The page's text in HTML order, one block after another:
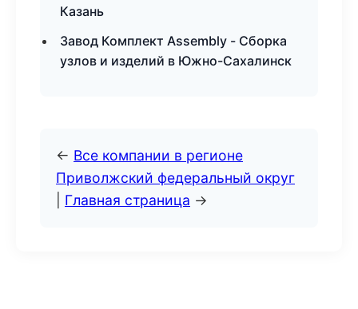
Казань
Завод Комплект Assembly - Сборка
узлов и изделий в Южно-Сахалинск
← Все компании в регионе
Приволжский федеральный округ
Главная страница →